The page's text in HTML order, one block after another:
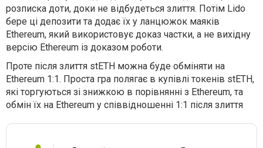
розписка доти, доки не відбудеться злиття. Потім Lido
бере ці депозити та додає їх у ланцюжок маяків
Ethereum, який використовує доказ частки, а не вихідну
версію Ethereum із доказом роботи.
Проте після злиття stETH можна буде обміняти на
Ethereum 1:1. Проста гра полягає в купівлі токенів stETH,
які торгуються зі знижкою в порівнянні з Ethereum, та
обмін їх на Ethereum у співвідношенні 1:1 після злиття